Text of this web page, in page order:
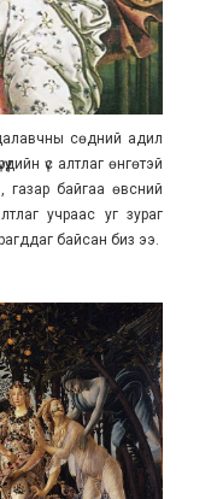
сөдний адил
үс алтлаг өнгөтэй
байгаа өвсний
учраас уг зураг
байсан биз ээ.